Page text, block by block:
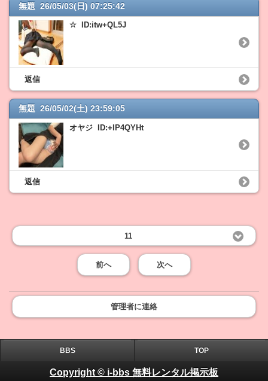
無題 26/05/03(日) 07:25:42
☆ ID:itw+QL5J
返信
無題 26/05/02(土) 23:59:05
オヤジ ID:+lP4QYHt
返信
11
前へ 次へ
管理者に連絡
BBS TOP
Copyright © i-bbs 無料レンタル掲示板